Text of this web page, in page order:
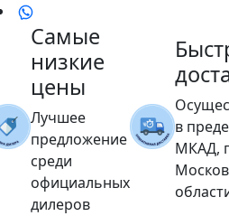
Самые
низкие
цены
Лучшее
предложение
среди
официальных
дилеров
в
МКАД,